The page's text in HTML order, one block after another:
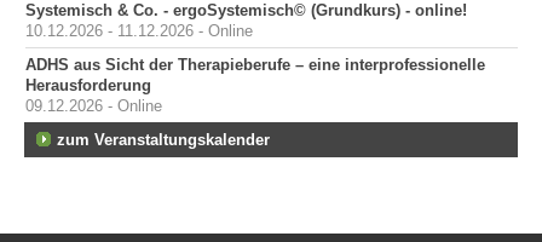
Systemisch & Co. - ergoSystemisch© (Grundkurs) - online!
10.12.2026 - 11.12.2026 - Online
ADHS aus Sicht der Therapieberufe – eine interprofessionelle
Herausforderung
09.12.2026 - Online
zum Veranstaltungskalender